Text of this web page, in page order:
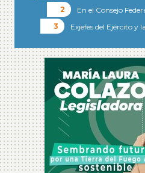
En el Consejo
Exjefes del Ejército y